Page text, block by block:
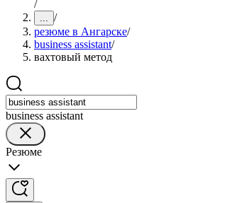
/
... /
резюме в Ангарске/
business assistant/
вахтовый метод
business assistant
Резюме